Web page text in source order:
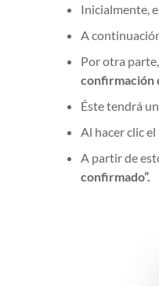
Inicialmente,
A
Por otra
confirmación
Éste tendrá un
Al hacer clic
A partir de
confirmado”.